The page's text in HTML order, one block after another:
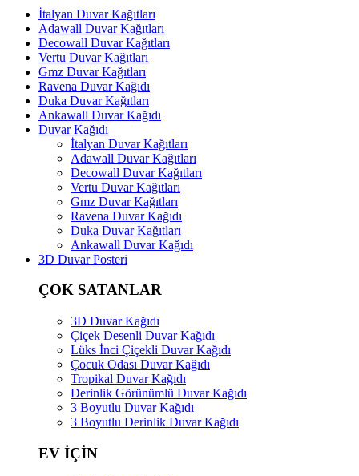
İtalyan Duvar Kağıtları
Adawall Duvar Kağıtları
Decowall Duvar Kağıtları
Vertu Duvar Kağıtları
Gmz Duvar Kağıtları
Ravena Duvar Kağıdı
Duka Duvar Kağıtları
Ankawall Duvar Kağıdı
Duvar Kağıdı
İtalyan Duvar Kağıtları
Adawall Duvar Kağıtları
Decowall Duvar Kağıtları
Vertu Duvar Kağıtları
Gmz Duvar Kağıtları
Ravena Duvar Kağıdı
Duka Duvar Kağıtları
Ankawall Duvar Kağıdı
3D Duvar Posteri
ÇOK SATANLAR
3D Duvar Kağıdı
Çiçek Desenli Duvar Kağıdı
Lüks İnci Çiçekli Duvar Kağıdı
Çocuk Odası Duvar Kağıdı
Tropikal Duvar Kağıdı
Derinlik Görünümlü Duvar Kağıdı
3 Boyutlu Duvar Kağıdı
3 Boyutlu Derinlik Duvar Kağıdı
EV İÇİN